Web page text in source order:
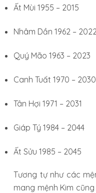
Ất Mùi 1955 – 2015
Nhâm Dần 1962 – 2022
Quý Mão 1963 – 2023
Canh Tuất 1970 – 2030
Tân Hợi 1971 – 2031
Giáp Tý 1984 – 2044
Ất Sửu 1985 – 2045
Tương tự như các
mang mệnh Kim